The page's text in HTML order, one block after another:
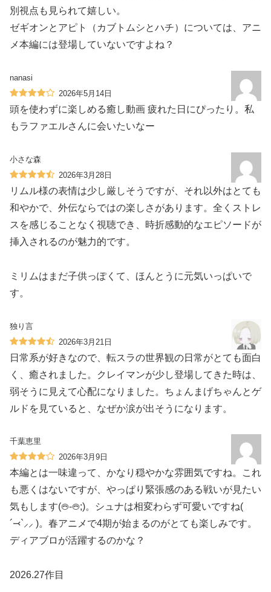
別視点も見られて嬉しい。
ゼギオンとアピト（カブトムシとハチ）については、アニ
メ本編には登場していないですよね？
nanasi
2026年5月14日
頭を使わずに楽しめる癒し動画 疲れた日にぴったり。私
もラファエルさんに会いたいなー
小さな森
2026年3月28日
リムル様の表情は少し厳しそうですが、それ以外はとても
和やかで、外伝ならではの楽しさがあります。全くストレ
スを感じることなく視聴でき、時折感動的なエピソードが
挿入されるのが魅力的です。
ミリムはまだ子供っぽくて、ほんとうに元気いっぱいで
す。
独り言
2026年3月21日
日常系が好きなので、転スラの世界観の日常がとても面白
く、癒されました。クレイマンが少し登場してきた時は、
弱そうに見えて心配になりました。ちょんまげちゃんとゲ
ルドを見ていると、なぜか涙が出そうになります。
千葉恵里
2026年3月9日
本編とは一味違って、かなり穏やかな雰囲気ですね。これ
も悪くはないですが、やっぱり緊張感のある戦いが見たい
気もします(𖠟-𖠟;)。シュナは相変わらず可愛いですね(
´⤙`⸝⸝ )。春アニメで4期が始まるのがとても楽しみです。
ディアブロが活躍するのかな？
2026.27作目